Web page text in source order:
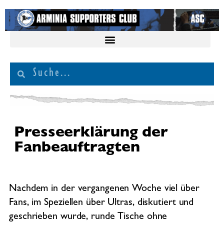
Presseerklärung der
Fanbeauftragten
Nachdem in der vergangenen Woche viel über
Fans, im Speziellen über Ultras, diskutiert und
geschrieben wurde, runde Tische ohne